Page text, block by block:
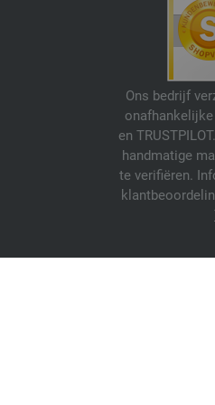
Ons bedrijf
onafhankelijke
en
handmatige
te verifiëren.